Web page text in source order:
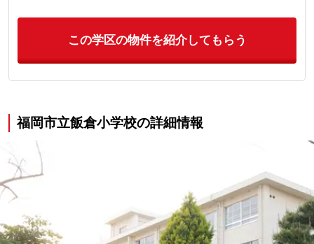
この学区の物件を紹介してもらう
福岡市立飯倉小学校の詳細情報